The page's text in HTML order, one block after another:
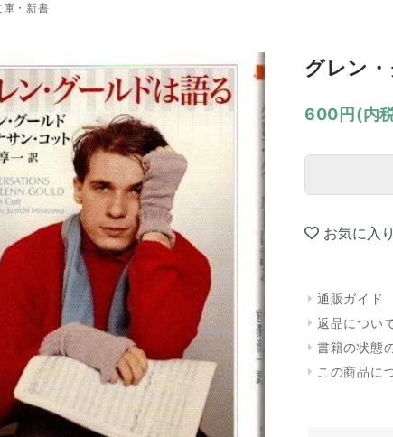
庫・新書
グレン
600円(内
お気に入
通販ガイド
返品につい
書籍の状態
この商品に